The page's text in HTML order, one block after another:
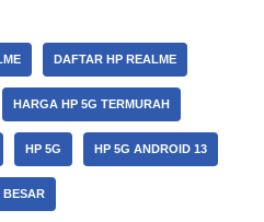
DAFTAR HP REALME
HARGA HP 5G TERMURAH
HP 5G HP 5G ANDROID 13
BESAR